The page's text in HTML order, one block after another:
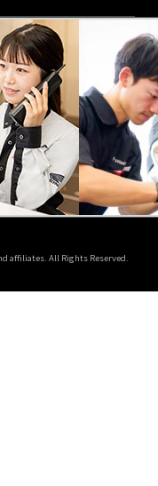
affiliates. All Rights Reserved.